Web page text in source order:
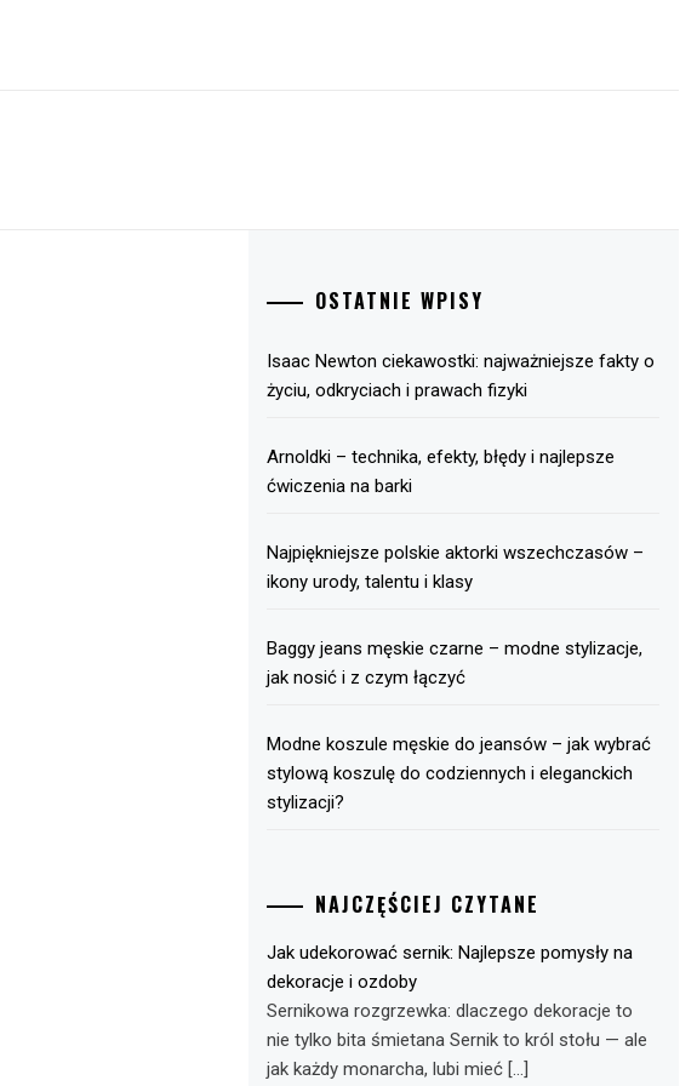
OSTATNIE WPISY
Isaac Newton ciekawostki: najważniejsze fakty o
życiu, odkryciach i prawach fizyki
Arnoldki – technika, efekty, błędy i najlepsze
ćwiczenia na barki
Najpiękniejsze polskie aktorki wszechczasów –
ikony urody, talentu i klasy
Baggy jeans męskie czarne – modne stylizacje,
jak nosić i z czym łączyć
Modne koszule męskie do jeansów – jak wybrać
stylową koszulę do codziennych i eleganckich
stylizacji?
NAJCZĘŚCIEJ CZYTANE
Jak udekorować sernik: Najlepsze pomysły na
dekoracje i ozdoby
Sernikowa rozgrzewka: dlaczego dekoracje to
nie tylko bita śmietana Sernik to król stołu — ale
jak każdy monarcha, lubi mieć […]